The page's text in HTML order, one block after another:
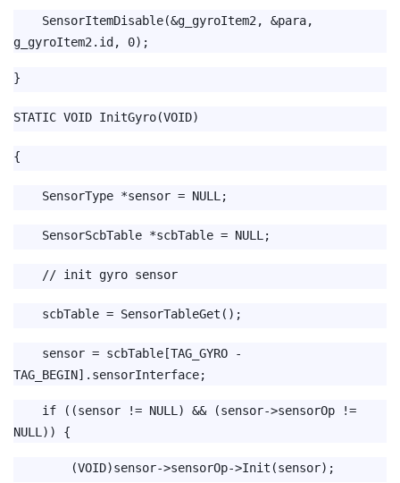
SensorItemDisable(&g_gyroItem2, &para,
g_gyroItem2.id, 0);
}
STATIC VOID InitGyro(VOID)
{
SensorType *sensor = NULL;
SensorScbTable *scbTable = NULL;
// init gyro sensor
scbTable = SensorTableGet();
sensor = scbTable[TAG_GYRO -
TAG_BEGIN].sensorInterface;
if ((sensor != NULL) && (sensor->sensorOp !=
NULL)) {
(VOID)sensor->sensorOp->Init(sensor);